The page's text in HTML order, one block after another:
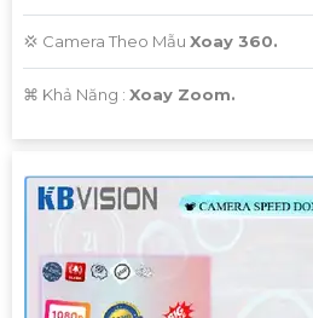
💢 Camera Theo Mẫu Xoay 360.
️⌘ Khả Năng : Xoay Zoom.